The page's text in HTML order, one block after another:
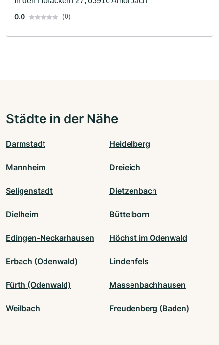
0.0
(0)
Städte in der Nähe
Darmstadt Heidelberg
Mannheim Dreieich
Seligenstadt Dietzenbach
Dielheim Büttelborn
Edingen-Neckarhausen Höchst im Odenwald
Erbach (Odenwald) Lindenfels
Fürth (Odenwald) Massenbachhausen
Weilbach Freudenberg (Baden)